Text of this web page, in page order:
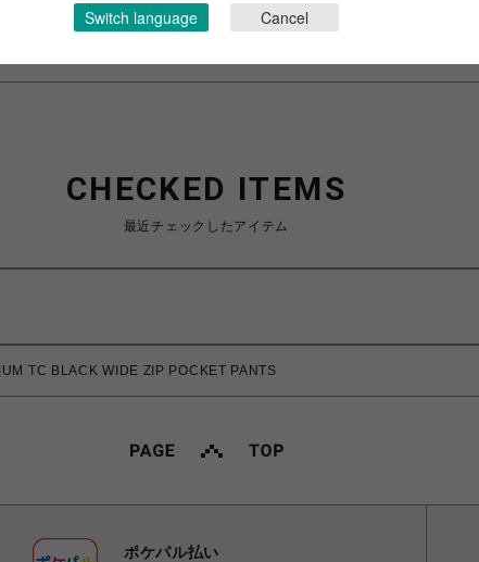
プお問い合わせは
こちら
CHECKED ITEMS
最近チェックしたアイテム
TC BLACK WIDE ZIP POCKET PANTS
ポケパル払い
Switch language Cancel